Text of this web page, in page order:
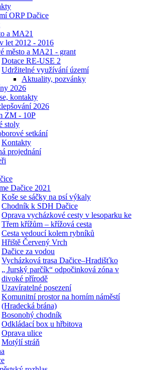
ORP Dačice
a MA21
let 2012 - 2016
město a MA21 - grant
Dotace RE-USE 2
Udržitelné využívání území
Aktuality, pozvánky
2026
kontakty
2026
ZM - 10P
stoly
setkání
Kontakty
projednání
Dačice 2021
Koše se sáčky na psí výkaly
Chodník k SDH Dačice
Oprava vycházkové cesty v lesoparku ke
Třem křížům – křížová cesta
Cesta vedoucí kolem rybníků
Hřiště Červený Vrch
Dačice za vodou
Vycházková trasa Dačice–Hradišťko
„ Jurský parčík“ odpočinková zóna v
divoké přírodě
Uzavíratelné posezení
Komunitní prostor na horním náměstí
(Hradecká brána)
Bosonohý chodník
Odkládací box u hřbitova
Oprava ulice
Motýlí stráň